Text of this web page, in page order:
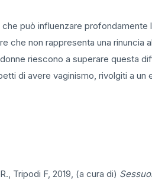
può influenzare profondamente
che non rappresenta una rinuncia
riescono a superare questa
di avere vaginismo, rivolgiti a un
Tripodi F, 2019, (a cura di)